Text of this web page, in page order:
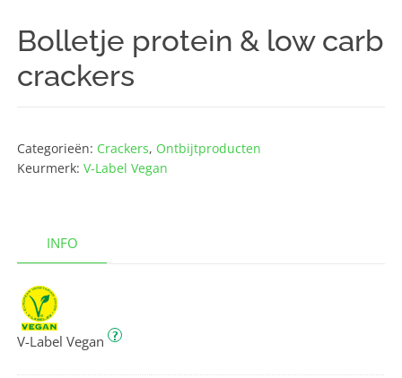
Bolletje protein & low carb
crackers
Categorieën: Crackers, Ontbijt­producten
Keurmerk:V-Label Vegan
INFO
V-Label Vegan ?